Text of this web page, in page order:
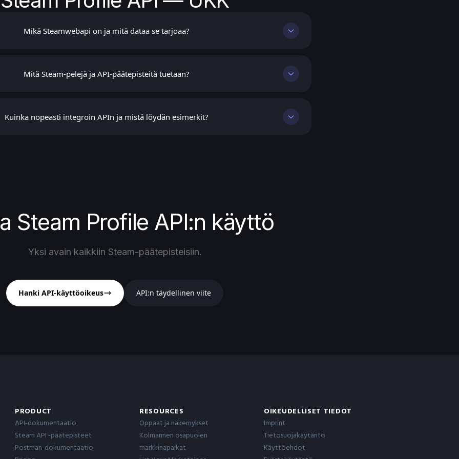
Mikä Steamwebapi on ja mitä dataa se tarjoaa?
Mitä Steam-pelejä ja API-päätepisteitä tuetaan?
Kuinka nopeasti integroin APIn ja mistä löydän esimerkit?
Steam Profile API:n käyttö
Yksi avain kaikkiin Steam-päätepisteisiin.
Hanki API-käyttöoikeus API:n täydellinen viite
PRODUCT
API-dokumentaatio
Steam API -päätepisteet
Postman-dokumentaatio
RESOURCES
Oppaat ja näkemykset
Kolmannen osapuolen
markkinapaikat
OIKEUDELLISET TIEDOT
Imprint
Tietosuojakäytäntö
Käyttöehdot